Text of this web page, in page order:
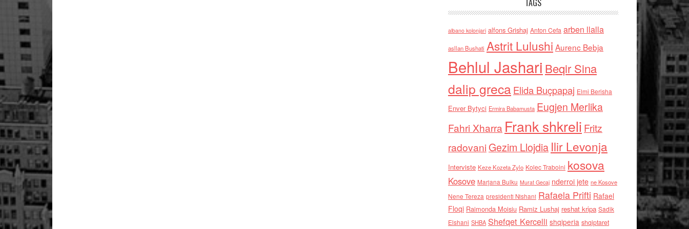
TAGS
albano kolonjari alfons Grishaj Anton Cefa arben llalla
asllan Bushati Astrit Lulushi Aurenc Bebja
Behlul Jashari Beqir Sina
dalip grecaElida Buçpapaj Elmi Berisha
Enver Bytyci Ermira Babamusta Eugjen Merlika
Fahri Xharra Frank shkreli Fritz
radovaniGezim Llojdia Ilir Levonja
Interviste Keze Kozeta Zylo Kolec Traboini kosova
Kosove Marjana Bulku Murat Gecaj nderroi jete ne Kosove
Nene Tereza presidenti Nishani Rafaela Prifti Rafael
Floqi Raimonda Moisiu Ramiz Lushaj reshat kripa Sadik
Elshani SHBA Shefqet Kercelli shqiperia shqiptaret